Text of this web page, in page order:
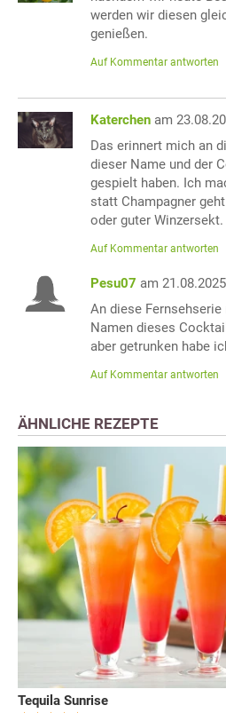
werden wir diesen
genießen.
Auf Kommentar antworten
Katerchen am
Das erinnert mich an
dieser Name und der
gespielt haben. Ich
statt Champagner
oder guter Winzersekt.
Auf Kommentar antworten
Pesu07 am
An diese
Namen dieses
aber getrunken habe
Auf Kommentar antworten
ÄHNLICHE REZEPTE
Tequila Sunrise